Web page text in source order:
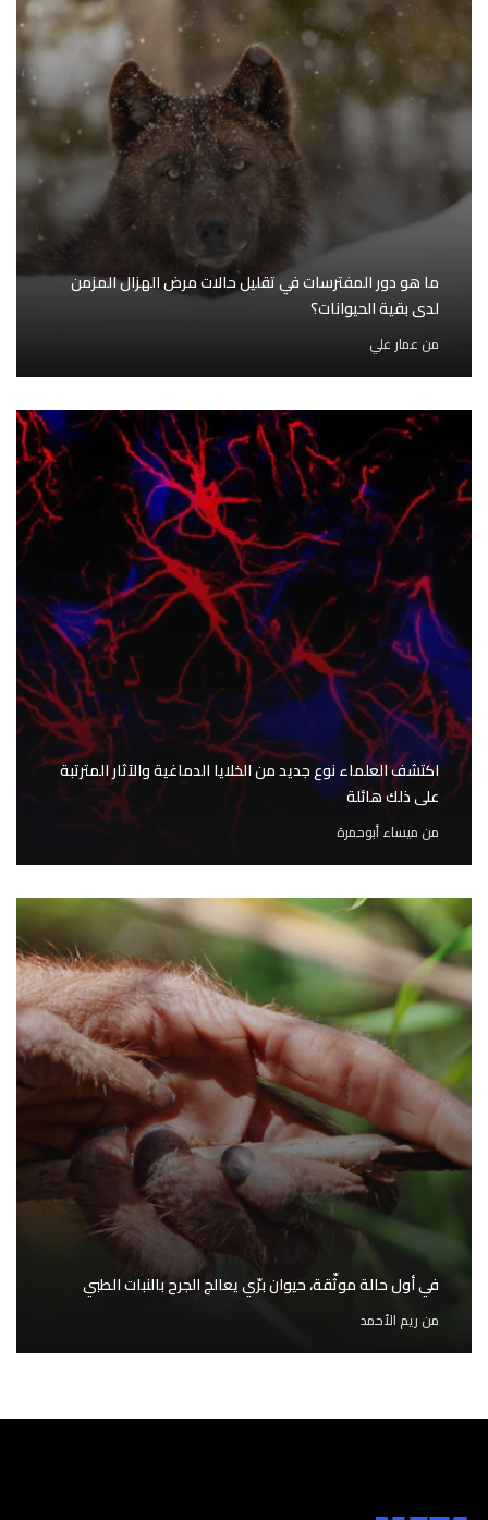
ما هو دور المفترسات في تقليل حالات مرض الهزال المزمن
لدى بقية الحيوانات؟
من عمار علي
اكتشف العلماء نوع جديد من الخلايا الدماغية والآثار المترتبة
على ذلك هائلة
من ميساء أبوحمرة
في أول حالة موثّقة، حيوان برّي يعالج الجرح بالنبات الطبي
من ريم الأحمد